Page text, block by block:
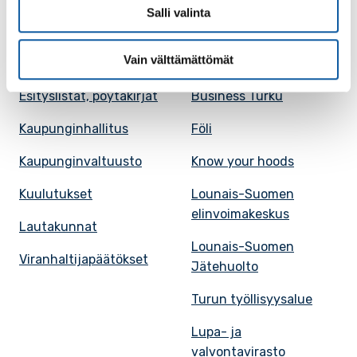
Salli valinta
Vain välttämättömät
Esityslistat, pöytäkirjat
Kaupunginhallitus
Kaupunginvaltuusto
Kuulutukset
Lautakunnat
Viranhaltijapäätökset
Seudulliset palvelut
Business Turku
Föli
Know your hoods
Lounais-Suomen
elinvoimakeskus
Lounais-Suomen
Jätehuolto
Turun työllisyysalue
Lupa- ja
valvontavirasto